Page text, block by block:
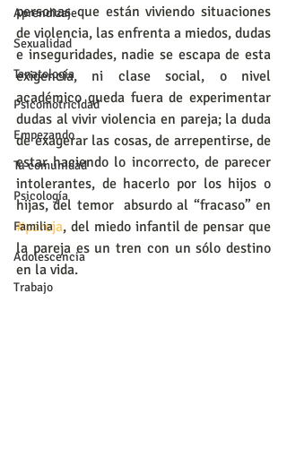
Aprendizaje
Sexualidad
Tanatología
Psicomotricidad
Empezando
Tu comunidad
Psicología
Familia
Adolescencia
Trabajo
personas que están viviendo situaciones
de violencia, las enfrenta a miedos, dudas
e inseguridades, nadie se escapa de esta
exigencia, ni clase social, o nivel
académico queda fuera de experimentar
dudas al vivir violencia en pareja; la duda
de exagerar las cosas, de arrepentirse, de
estar haciendo lo incorrecto, de parecer
intolerantes, de hacerlo por los hijos o
#pareja, del miedo infantil de pensar que
la pareja es un tren con un sólo destino
en la vida.